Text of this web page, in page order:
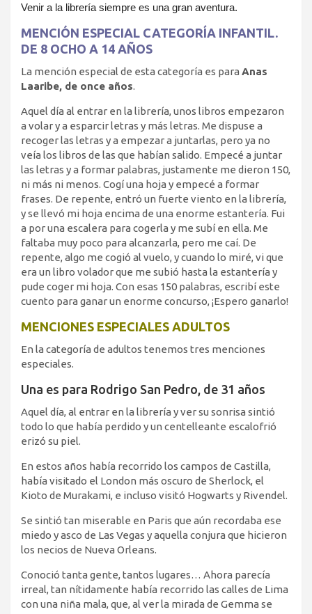
Venir a la librería siempre es una gran aventura.
MENCIÓN ESPECIAL CATEGORÍA INFANTIL.
DE 8 OCHO A 14 AÑOS
La mención especial de esta categoría es para Anas
Laaribe, de once años.
Aquel día al entrar en la librería, unos libros empezaron
a volar y a esparcir letras y más letras. Me dispuse a
recoger las letras y a empezar a juntarlas, pero ya no
veía los libros de las que habían salido. Empecé a juntar
las letras y a formar palabras, justamente me dieron 150,
ni más ni menos. Cogí una hoja y empecé a formar
frases. De repente, entró un fuerte viento en la librería,
y se llevó mi hoja encima de una enorme estantería. Fui
a por una escalera para cogerla y me subí en ella. Me
faltaba muy poco para alcanzarla, pero me caí. De
repente, algo me cogió al vuelo, y cuando lo miré, vi que
era un libro volador que me subió hasta la estantería y
pude coger mi hoja. Con esas 150 palabras, escribí este
cuento para ganar un enorme concurso, ¡Espero ganarlo!
MENCIONES ESPECIALES ADULTOS
En la categoría de adultos tenemos tres menciones
especiales.
Una es para Rodrigo San Pedro, de 31 años
Aquel día, al entrar en la librería y ver su sonrisa sintió
todo lo que había perdido y un centelleante escalofrió
erizó su piel.
En estos años había recorrido los campos de Castilla,
había visitado el London más oscuro de Sherlock, el
Kioto de Murakami, e incluso visitó Hogwarts y Rivendel.
Se sintió tan miserable en Paris que aún recordaba ese
miedo y asco de Las Vegas y aquella conjura que hicieron
los necios de Nueva Orleans.
Conoció tanta gente, tantos lugares… Ahora parecía
irreal, tan nítidamente había recorrido las calles de Lima
con una niña mala, que, al ver la mirada de Gemma se